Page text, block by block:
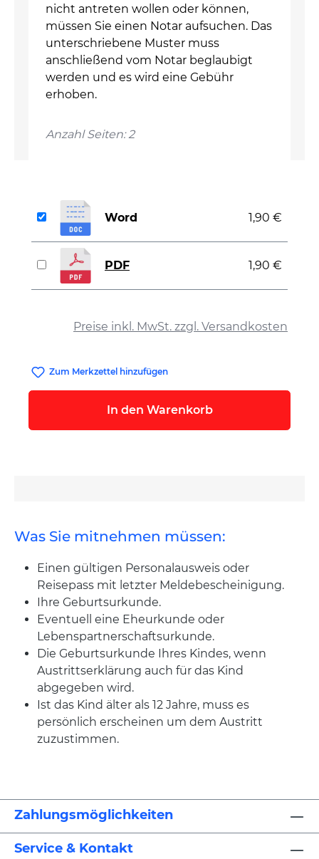
nicht antreten wollen oder können,
müssen Sie einen Notar aufsuchen. Das
unterschriebene Muster muss
anschließend vom Notar beglaubigt
werden und es wird eine Gebühr
erhoben.
Anzahl Seiten: 2
Preise inkl. MwSt. zzgl. Versandkosten
Word 1,90 €
PDF 1,90 €
Zum Merkzettel hinzufügen
In den Warenkorb
Was Sie mitnehmen müssen:
Einen gültigen Personalausweis oder
Reisepass mit letzter Meldebescheinigung.
Ihre Geburtsurkunde.
Eventuell eine Eheurkunde oder
Lebenspartnerschaftsurkunde.
Die Geburtsurkunde Ihres Kindes, wenn
Austrittserklärung auch für das Kind
abgegeben wird.
Ist das Kind älter als 12 Jahre, muss es
persönlich erscheinen um dem Austritt
zuzustimmen.
Zahlungsmöglichkeiten
Service & Kontakt